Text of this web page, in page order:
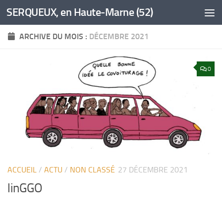
Skip to content
SERQUEUX, en Haute-Marne (52)
ARCHIVE DU MOIS : DÉCEMBRE 2021
0
ACCUEIL / ACTU / NON CLASSÉ 27 DÉCEMBRE 2021
linGGO